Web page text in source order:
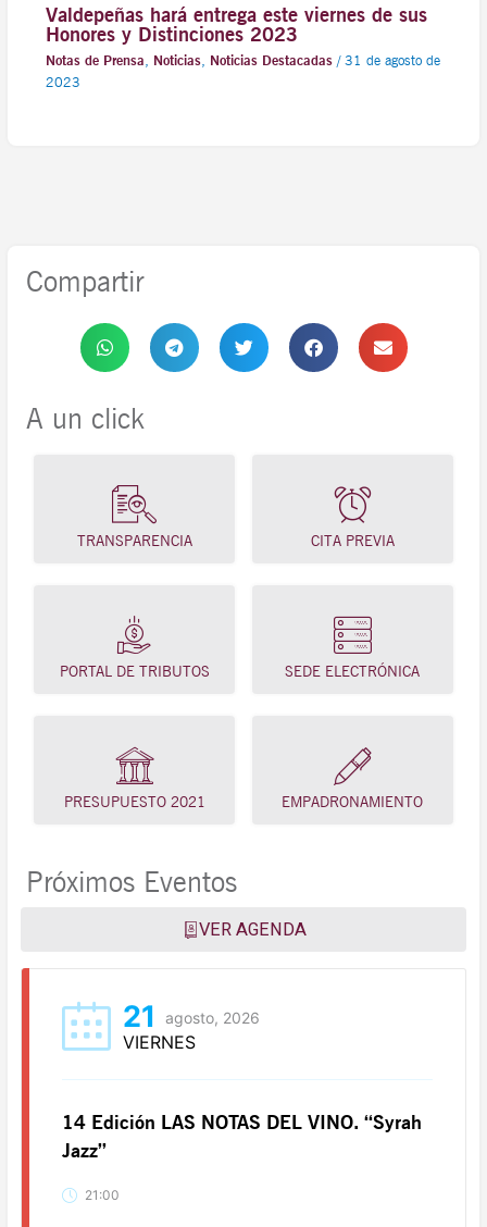
Valdepeñas hará entrega este viernes de sus
Honores y Distinciones 2023
Notas de Prensa, Noticias, Noticias Destacadas/ 31 de agosto de
2023
Compartir
A un click
TRANSPARENCIA CITA PREVIA
PORTAL DE TRIBUTOS SEDE ELECTRÓNICA
PRESUPUESTO 2021 EMPADRONAMIENTO
Próximos Eventos
VER AGENDA
21 agosto, 2026
VIERNES
14 Edición LAS NOTAS DEL VINO. “Syrah
Jazz”
21:00